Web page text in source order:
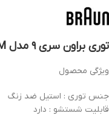
توری براون سری ۹ مدل 94M
ویژگی محصول
جنس توری : استیل ضد زنگ
قابلیت شستشو : دارد